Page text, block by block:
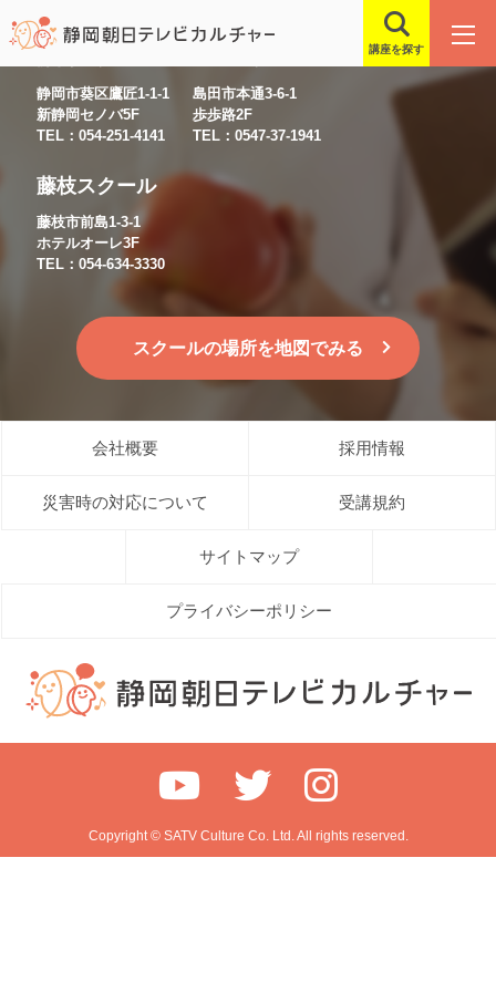
講座を探す
静岡市葵区鷹匠1-1-1
新静岡セノバ5F
TEL：054-251-4141
島田市本通3-6-1
歩歩路2F
TEL：0547-37-1941
藤枝スクール
藤枝市前島1-3-1
ホテルオーレ3F
TEL：054-634-3330
スクールの場所を地図でみる
会社概要 採用情報
災害時の対応について 受講規約
サイトマップ
プライバシーポリシー
Copyright © SATV Culture Co. Ltd. All rights reserved.